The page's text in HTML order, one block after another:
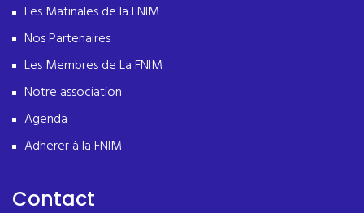
Les Matinales de la FNIM
Nos Partenaires
Les Membres de La FNIM
Notre association
Agenda
Adherer à la FNIM
Contact